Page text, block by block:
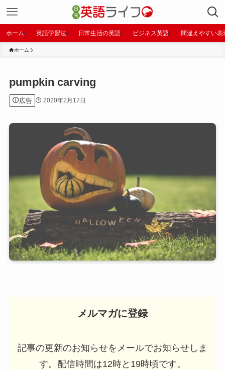
ホーム 英語学習法 日常生活の英語 ビジネス英語 間違えやすい表
ホーム
pumpkin carving
広告 2020年2月17日
メルマガに登録
記事の更新のお知らせをメールでお知らせしま
す。配信時間は12時と19時頃です。